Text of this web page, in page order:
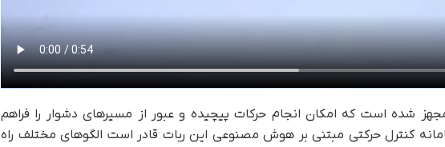
دقیق مجهز شده است که امکان انجام حرکات پیچیده و عبور از مسیرهای دشوار را فراهم
کنترل حرکتی مبتنی بر هوش مصنوعی این ربات قادر است الگوهای مختلف راه